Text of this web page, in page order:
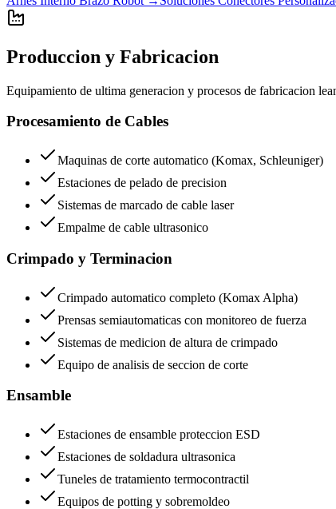
Produccion y Fabricacion
Equipamiento de ultima generacion y procesos de fabricacion
Procesamiento de Cables
Maquinas de corte automatico (Komax, Schleuniger)
Estaciones de pelado de precision
Sistemas de marcado de cable laser
Empalme de cable ultrasonico
Crimpado y Terminacion
Crimpado automatico completo (Komax Alpha)
Prensas semiautomaticas con monitoreo de fuerza
Sistemas de medicion de altura de crimpado
Equipo de analisis de seccion de corte
Ensamble
Estaciones de ensamble proteccion ESD
Estaciones de soldadura ultrasonica
Tuneles de tratamiento termocontractil
Equipos de potting y sobremoldeo